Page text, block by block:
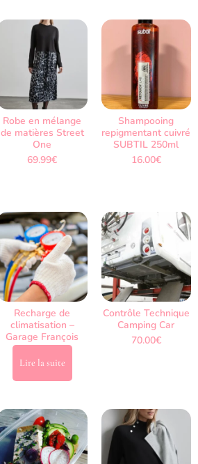
Robe en mélange
de matières Street
One
69.99€
Shampooing
repigmentant cuivré
SUBTIL 250ml
16.00€
Recharge de
climatisation –
Garage François
Lire la suite
Contrôle Technique
Camping Car
70.00€